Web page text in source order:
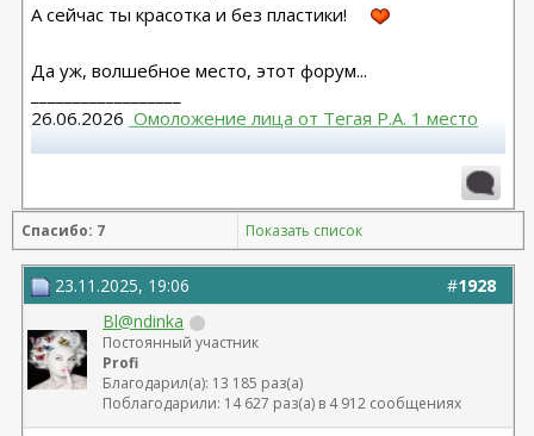
А сейчас ты красотка и без пластики!
Да уж, волшебное место, этот форум...
26.06.2026 Омоложение лица от Тегая Р.А. 1 место
surgeon.ru/showthread.php?t=27316
Круговая блефаропластика, 24.02.2023 г., Малышева
Н.А.- Не рекомендую.
Спасибо: 7 Показать список
#1928
23.11.2025, 19:06
Bl@ndinka
Постоянный участник
Profi
Благодарил(а): 13 185 раз(а)
Поблагодарили: 14 627 раз(а) в 4 912 сообщениях